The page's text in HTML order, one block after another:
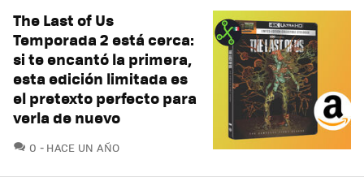
The Last of Us
Temporada 2 está cerca:
si te encantó la primera,
esta edición limitada es
el pretexto perfecto para
verla de nuevo
0 COMENTARIOS
HACE UN AÑO